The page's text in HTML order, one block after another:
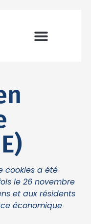
cookies a été
le 26 novembre
et aux résidents
économique